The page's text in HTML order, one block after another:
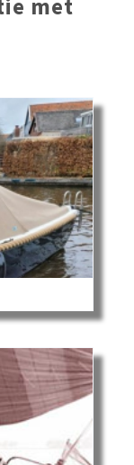
met